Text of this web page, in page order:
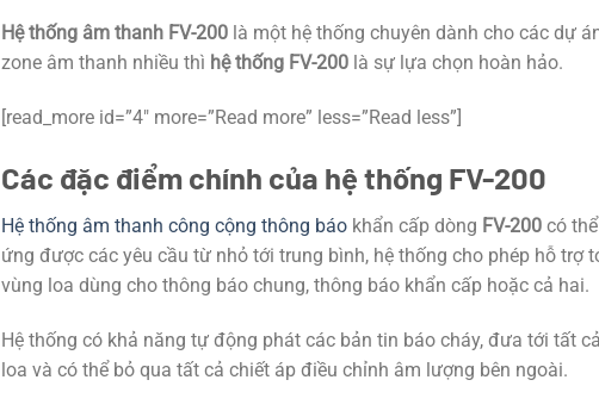
Hệ thống âm thanh FV-200là một hệ thống chuyên dành cho các dự
zone âm thanh nhiều thì hệ thống FV-200là sự lựa chọn hoàn hảo.
[read_more id=”4″ more=”Read more” less=”Read less”]
Các đặc điểm chính của hệ thống FV-200
Hệ thống âm thanh công cộng thông báokhẩn cấp dòng FV-200có
ứng được các yêu cầu từ nhỏ tới trung bình, hệ thống cho phép hỗ trợ
vùng loa dùng cho thông báo chung, thông báo khẩn cấp hoặc cả hai.
Hệ thống có khả năng tự động phát các bản tin báo cháy, đưa tới tất
loa và có thể bỏ qua tất cả chiết áp điều chỉnh âm lượng bên ngoài.